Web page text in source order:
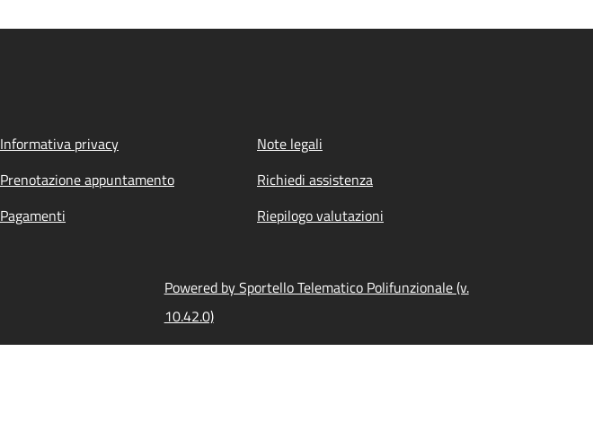
Informativa privacy
Note legali
Prenotazione appuntamento
Richiedi assistenza
Pagamenti
Riepilogo valutazioni
Powered by Sportello Telematico Polifunzionale (v.
10.42.0)